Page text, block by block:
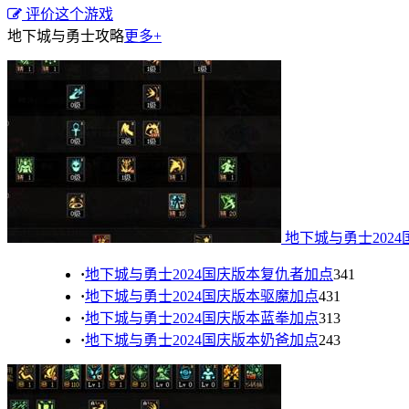
评价这个游戏
地下城与勇士攻略更多+
地下城与勇士2024
·地下城与勇士2024国庆版本复仇者加点341
·地下城与勇士2024国庆版本驱魔加点431
·地下城与勇士2024国庆版本蓝拳加点313
·地下城与勇士2024国庆版本奶爸加点243